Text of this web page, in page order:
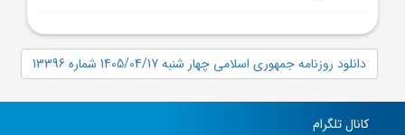
دانلود روزنامه جمهوری اسلامی چهار شنبه 1405/04/17 شماره 13396
کانال تلگرام